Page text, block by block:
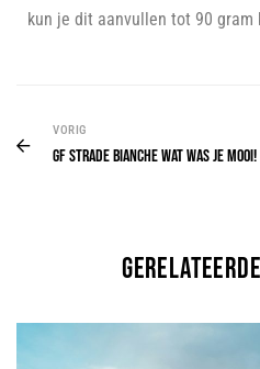
kun je dit aanvullen tot 90 gram
VORIG
GF Strade Bianche wat was je mooi!